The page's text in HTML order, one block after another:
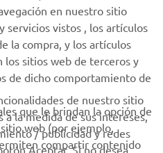
últimas ofertas, eventos
en nuestro sitio
servicios vistos , los artículos
la compra, y los artículos
los sitios web de terceros y
de dicho comportamiento de
que le brindan la opción de
web (por ejemplo,
compartir contenido
de nuestro sitio
la medida de sus intereses,
/ publicidad y redes
Aceptar. Si no desea